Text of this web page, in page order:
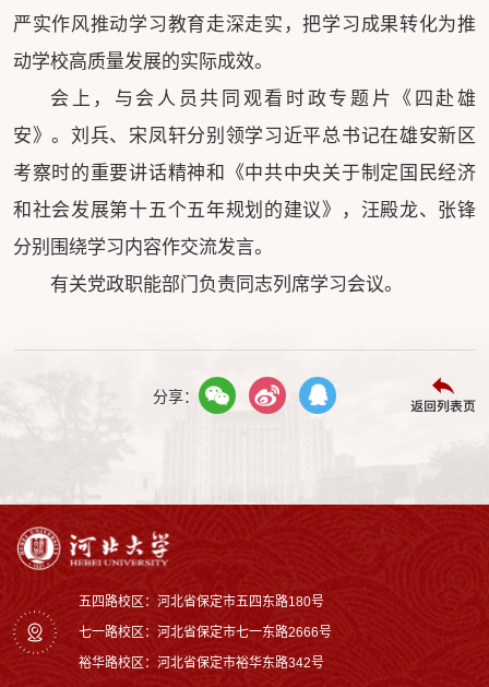
严实作风推动学习教育走深走实，把学习成果转化为推
动学校高质量发展的实际成效。
会上，与会人员共同观看时政专题片《四赴雄
安》。刘兵、宋凤轩分别领学习近平总书记在雄安新区
考察时的重要讲话精神和《中共中央关于制定国民经济
和社会发展第十五个五年规划的建议》，汪殿龙、张锋
分别围绕学习内容作交流发言。
有关党政职能部门负责同志列席学习会议。
分享： 返回列表页
五四路校区：河北省保定市五四东路180号
七一路校区：‌河北省保定市七一东路2666号
裕华路校区‌：河北省保定市裕华东路342号